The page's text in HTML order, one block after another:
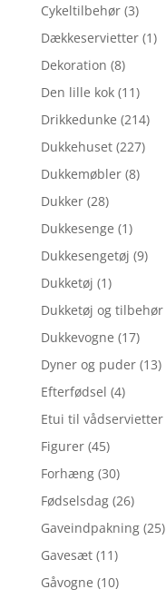
Cykeltilbehør (3)
Dækkeservietter (1)
Dekoration (8)
Den lille kok (11)
Drikkedunke (214)
Dukkehuset (227)
Dukkemøbler (8)
Dukker (28)
Dukkesenge (1)
Dukkesengetøj (9)
Dukketøj (1)
Dukketøj og tilbehør
Dukkevogne (17)
Dyner og puder (13)
Efterfødsel (4)
Etui til vådservietter
Figurer (45)
Forhæng (30)
Fødselsdag (26)
Gaveindpakning (25)
Gavesæt (11)
Gåvogne (10)